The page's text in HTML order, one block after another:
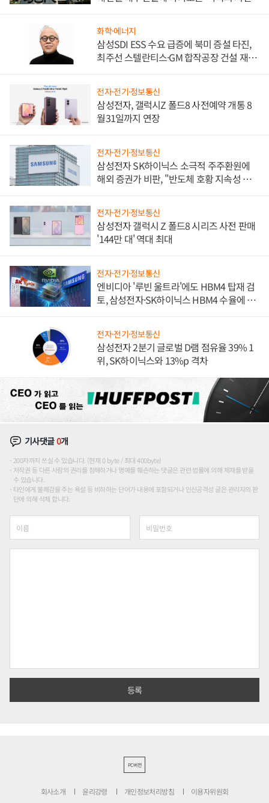
화학·에너지
삼성SDI ESS 수요 급증에 북미 증설 타진,
최주선 스텔란티스·GM 합작공장 건설 재추
전자·전기·정보통신
삼성전자, 갤럭시Z 폴드8 사전예약 개통 8
월31일까지 연장
전자·전기·정보통신
삼성전자 SK하이닉스 소극적 주주환원에
해외 증권가 비판, "반도체 호황 지속성 의
전자·전기·정보통신
삼성전자 갤럭시 Z 폴드8 시리즈 사전 판매
'144만 대' 역대 최대
전자·전기·정보통신
엔비디아 '루빈 울트라'에도 HBM4 탑재 검
토, 삼성전자·SK하이닉스 HBM4 수율에 주
전자·전기·정보통신
삼성전자 2분기 글로벌 D램 점유율 39% 1
위, SK하이닉스와 13%p 격차
기사댓글0개
200자까지 쓰실 수 있습니다. (현재 0 byte / 최대 400byte)
저작권 등 다른 사람의 권리를 침해하거나 명예를 훼손하는 댓글은 관련 법률에 의해 제재를 받을
수 있습니다.
타인에게 불쾌감을 주는 욕설 등 비하하는 단어가 내용에 포함되거나 인신공격성 글은 관리자의 판
단에 의해 삭제 합니다.
PC버전
회사소개 윤리강령 개인정보처리방침 이용자위원회